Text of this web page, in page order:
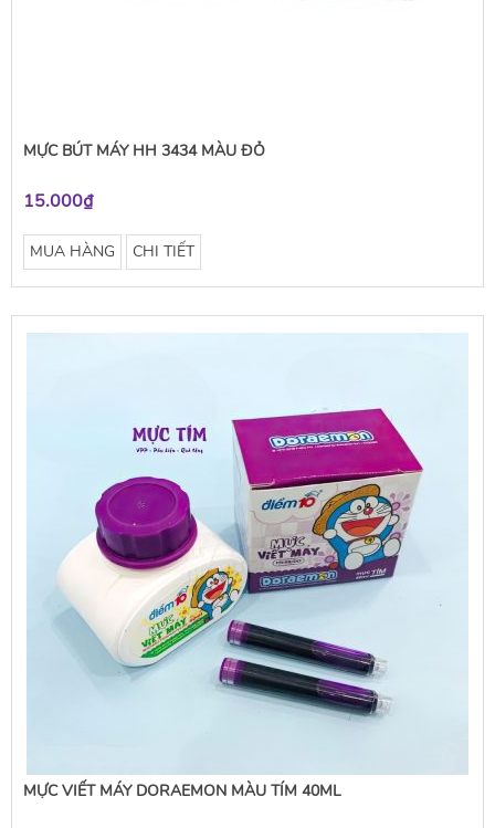
MỰC BÚT MÁY HH 3434 MÀU ĐỎ
15.000₫
MUA HÀNG CHI TIẾT
MỰC VIẾT MÁY DORAEMON MÀU TÍM 40ML